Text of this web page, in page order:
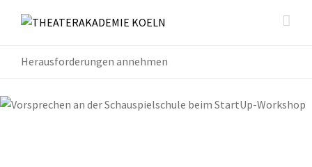
Herausforderungen annehmen